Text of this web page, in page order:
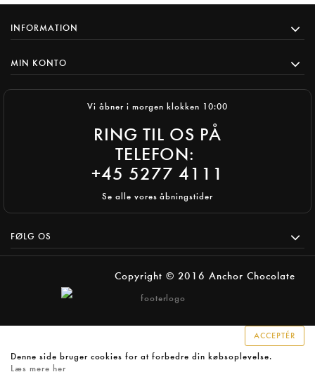
INFORMATION
MIN KONTO
Vi åbner i morgen klokken 10:00
RING TIL OS PÅ
TELEFON:
+45 5277 4111
Se alle vores åbningstider
FØLG OS
Copyright © 2016 Anchor Chocolate
ACCEPTÉR
Denne side bruger cookies for at forbedre din købsoplevelse.
Læs mere her